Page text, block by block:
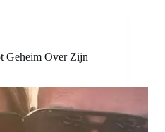
Geheim Over Zijn